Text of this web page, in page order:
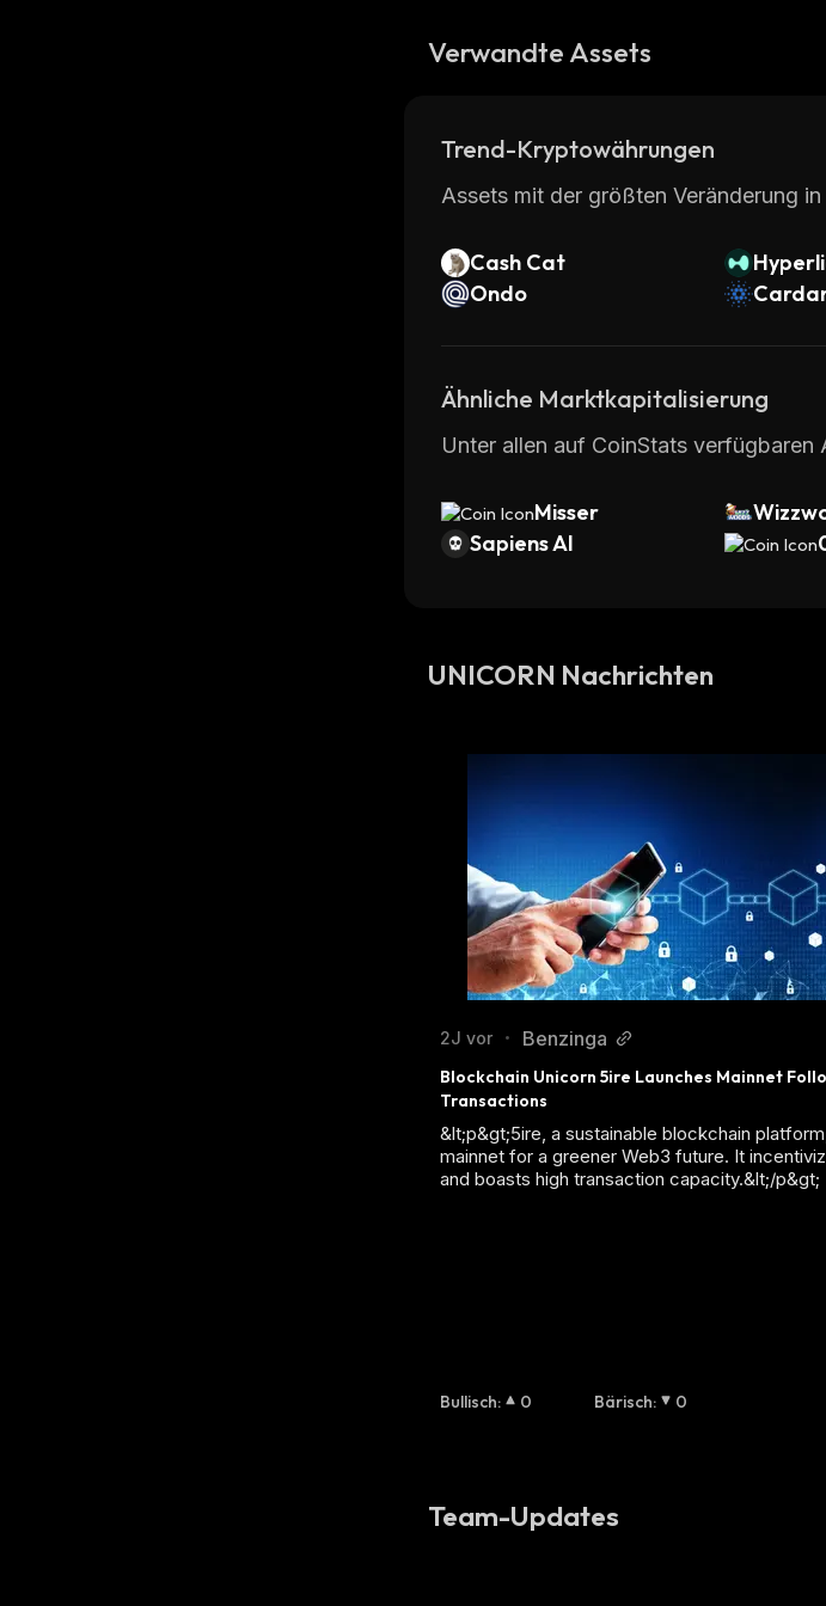
Verwandte Assets
Trend-Kryptowährungen
Assets mit der größten Veränderung
Cash Cat
Ondo
Ähnliche Marktkapitalisierung
Unter allen auf CoinStats
Misser
Sapiens AI
UNICORN Nachrichten
2J vor • Benzinga
Blockchain Unicorn 5ire Launches Mainnet
Transactions
&lt;p&gt;5ire, a sustainable blockchain
mainnet for a greener Web3 future. It
and boasts high transaction capacity.&lt;/p&gt;
Bullisch: 0 Bärisch: 0
Team-Updates